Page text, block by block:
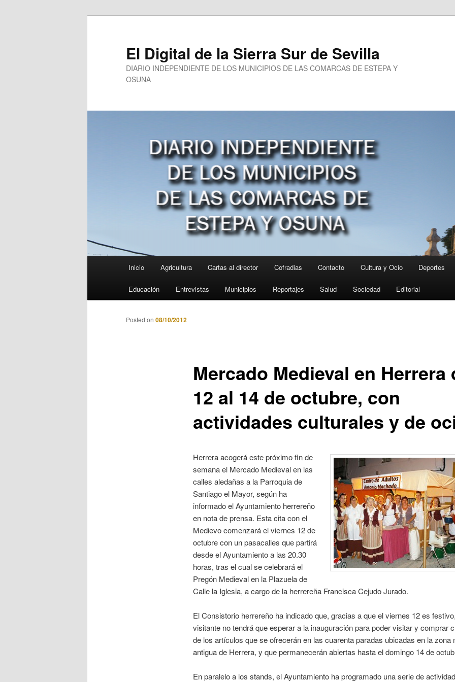
El Digital de la Sierra Sur de Sevilla
DIARIO INDEPENDIENTE DE LOS MUNICIPIOS DE LAS COMARCAS DE ESTEPA Y
OSUNA
Inicio Agricultura Cartas al director Cofradias Contacto Cultura y Ocio Deportes
Educación Entrevistas Municipios Reportajes Salud Sociedad Editorial
Mercado Medieval en Herrera
12 al 14 de octubre, con
actividades culturales y de
Posted on 08/10/2012
Herrera acogerá este próximo fin de
semana el Mercado Medieval en las
calles aledañas a la Parroquia de
Santiago el Mayor, según ha
informado el Ayuntamiento herrereño
en nota de prensa. Esta cita con el
Medievo comenzará el viernes 12 de
octubre con un pasacalles que partirá
desde el Ayuntamiento a las 20.30
horas, tras el cual se celebrará el
Pregón Medieval en la Plazuela de
Calle la Iglesia, a cargo de la herrereña Francisca Cejudo Jurado.
El Consistorio herrereño ha indicado que, gracias a que el viernes 12 es
visitante no tendrá que esperar a la inauguración para poder visitar y comprar
de los artículos que se ofrecerán en las cuarenta paradas ubicadas en la zona
antigua de Herrera, y que permanecerán abiertas hasta el domingo 14 de
En paralelo a los stands, el Ayuntamiento ha programado una serie de